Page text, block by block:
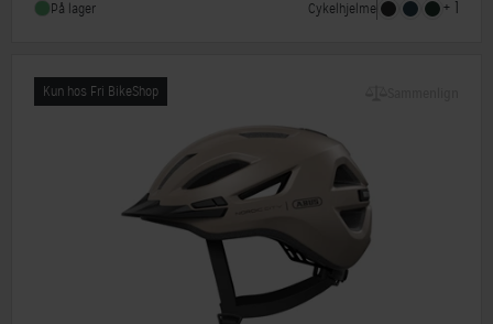
NTA-godkendt
Nej
På lager Cykelhjelme + 1
Kun hos Fri BikeShop